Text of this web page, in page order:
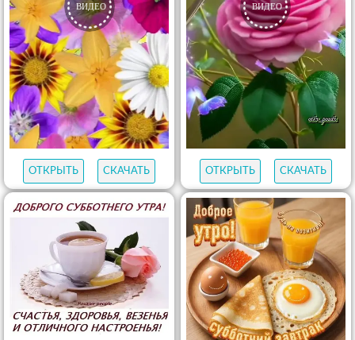
ОТКРЫТЬ СКАЧАТЬ ОТКРЫТЬ СКАЧАТЬ